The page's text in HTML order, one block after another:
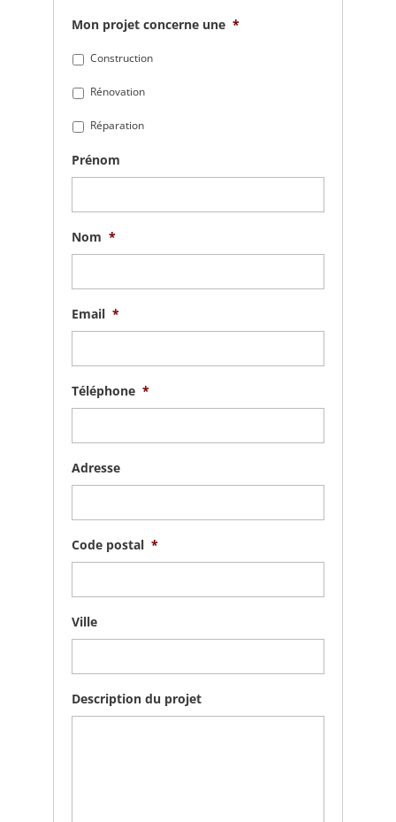
Mon projet concerne une *
Construction
Rénovation
Réparation
Prénom
Nom *
Email *
Téléphone *
Adresse
Code postal *
Ville
Description du projet